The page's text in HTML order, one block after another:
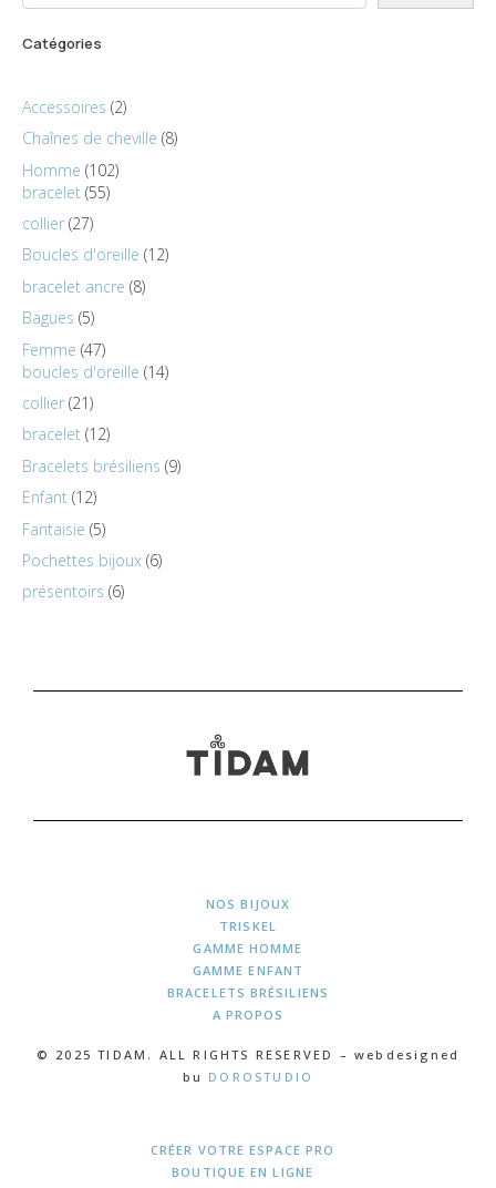
Catégories
Accessoires 2
Chaînes de cheville 8
Homme 102
bracelet 55
collier 27
Boucles d'oreille 12
bracelet ancre 8
Bagues 5
Femme 47
boucles d'oreille 14
collier 21
bracelet 12
Bracelets brésiliens 9
Enfant 12
Fantaisie 5
Pochettes bijoux 6
présentoirs 6
NOS BIJOUX
TRISKEL
GAMME HOMME
GAMME ENFANT
BRACELETS BRÉSILIENS
A PROPOS
© 2025 TIDAM. ALL RIGHTS RESERVED – webdesigned
bu DOROSTUDIO
CRÉER VOTRE ESPACE PRO
BOUTIQUE EN LIGNE